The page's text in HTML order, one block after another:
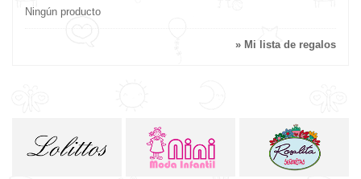
Ningún producto
» Mi lista de regalos